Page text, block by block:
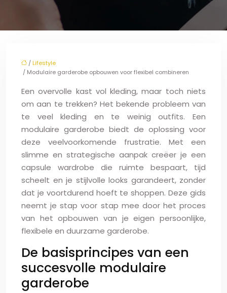
/ Lifestyle
/ Modulaire garderobe opbouwen voor flexibel combineren
Een overvolle kast vol kleding, maar toch niets
om aan te trekken? Het bekende probleem van
te veel kleding en te weinig outfits. Een
modulaire garderobe biedt de oplossing voor
deze veelvoorkomende frustratie. Met een
slimme en strategische aanpak creëer je een
capsule wardrobe die ruimte bespaart, tijd
scheelt en je stijlvolle looks garandeert, zonder
dat je voortdurend hoeft te shoppen. Deze gids
neemt je stap voor stap mee door het proces
van het opbouwen van je eigen persoonlijke,
flexibele en duurzame garderobe.
De basisprincipes van een
succesvolle modulaire
garderobe